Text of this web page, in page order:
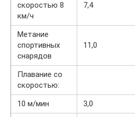
скоростью 8
км/ч
7,4
Метание
спортивных
снарядов
11,0
Плавание со
скоростью:
10 м/мин
3,0